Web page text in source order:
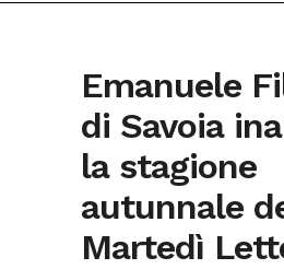
Emanuele
di Savoia
la stagione
autunnale
Martedì